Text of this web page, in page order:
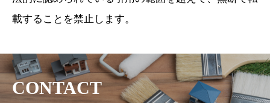
載することを禁止します。
CONTACT